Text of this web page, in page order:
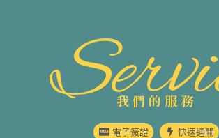
我們的服務
電子簽證 快速通關